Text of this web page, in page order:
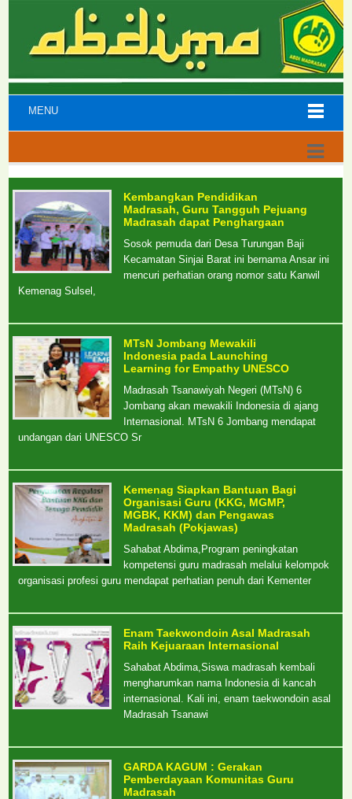
MENU
Kembangkan Pendidikan
Madrasah, Guru Tangguh Pejuang
Madrasah dapat Penghargaan
Sosok pemuda dari Desa Turungan Baji
Kecamatan Sinjai Barat ini bernama Ansar ini
mencuri perhatian orang nomor satu Kanwil
Kemenag Sulsel,
MTsN Jombang Mewakili
Indonesia pada Launching
Learning for Empathy UNESCO
Madrasah Tsanawiyah Negeri (MTsN) 6
Jombang akan mewakili Indonesia di ajang
Internasional. MTsN 6 Jombang mendapat
undangan dari UNESCO Sr
Kemenag Siapkan Bantuan Bagi
Organisasi Guru (KKG, MGMP,
MGBK, KKM) dan Pengawas
Madrasah (Pokjawas)
Sahabat Abdima,Program peningkatan
kompetensi guru madrasah melalui kelompok
organisasi profesi guru mendapat perhatian penuh dari Kementer
Enam Taekwondoin Asal Madrasah
Raih Kejuaraan Internasional
Sahabat Abdima,Siswa madrasah kembali
mengharumkan nama Indonesia di kancah
internasional. Kali ini, enam taekwondoin asal
Madrasah Tsanawi
GARDA KAGUM : Gerakan
Pemberdayaan Komunitas Guru
Madrasah